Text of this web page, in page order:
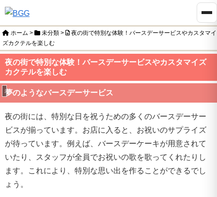
ホーム > 未分類 >
夜の街で特別な体験！バースデーサービスやカスタマイ
ズカクテルを楽しむ
夜の街で特別な体験！バースデーサービスやカスタマイズ
カクテルを楽しむ
未分類
夢のようなバースデーサービス
夜の街には、特別な日を祝うための多くのバースデーサー
ビスが揃っています。お店に入ると、お祝いのサプライズ
が待っています。例えば、バースデーケーキが用意されて
いたり、スタッフが全員でお祝いの歌を歌ってくれたりし
ます。これにより、特別な思い出を作ることができるでし
ょう。